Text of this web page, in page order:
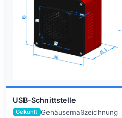
USB-Schnittstelle
Gekühlt Gehäusemaßzeichnung